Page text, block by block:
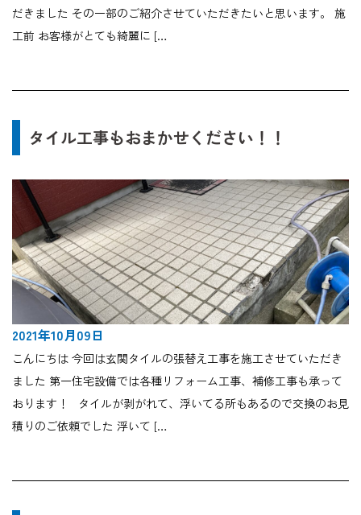
だきました その一部のご紹介させていただきたいと思います。 施
工前 お客様がとても綺麗に […
タイル工事もおまかせください！！
2021年10月09日
こんにちは 今回は玄関タイルの張替え工事を施工させていただき
ました 第一住宅設備では各種リフォーム工事、補修工事も承って
おります！ タイルが剥がれて、浮いてる所もあるので交換のお見
積りのご依頼でした 浮いて […